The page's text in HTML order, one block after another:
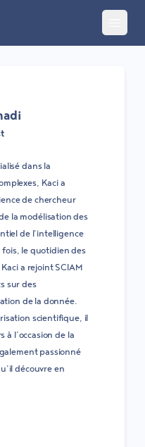
dans la
Kaci a
de chercheur
la modélisation des
de l’intelligence
le quotidien des
a rejoint SCIAM
sur des
de la donnée.
scientifique, il
à l’occasion de la
passionné
découvre en